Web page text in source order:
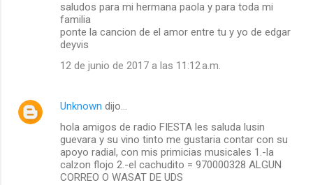
saludos para mi hermana paola y para toda mi
familia
ponte la cancion de el amor entre tu y yo de edgar
deyvis
12 de junio de 2017 a las 11:12 a.m.
Unknown dijo…
hola amigos de radio FIESTA les saluda lusin
guevara y su vino tinto me gustaria contar con su
apoyo radial, con mis primicias musicales 1.-la
calzon flojo 2.-el cachudito = 970000328 ALGUN
CORREO O WASAT DE UDS